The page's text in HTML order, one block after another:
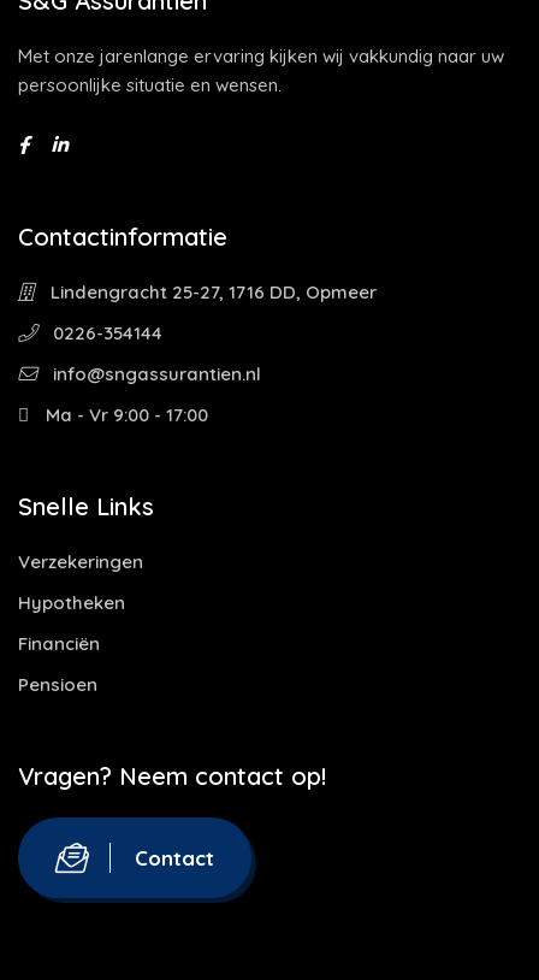
Met onze jarenlange ervaring kijken wij vakkundig naar uw
persoonlijke situatie en wensen.
Contactinformatie
Lindengracht 25-27, 1716 DD, Opmeer
0226-354144
info@sngassurantien.nl
Ma - Vr 9:00 - 17:00
Snelle Links
Verzekeringen
Hypotheken
Financiën
Pensioen
Vragen? Neem contact op!
Contact